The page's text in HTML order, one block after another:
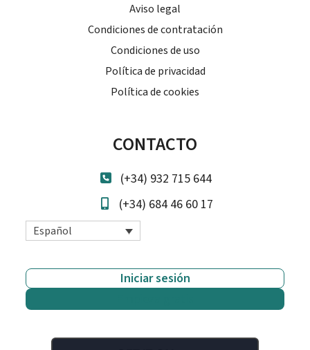
Aviso legal
Condiciones de contratación
Condiciones de uso
Política de privacidad
Política de cookies
CONTACTO
(+34) 932 715 644
(+34) 684 46 60 17
Español
Iniciar sesión